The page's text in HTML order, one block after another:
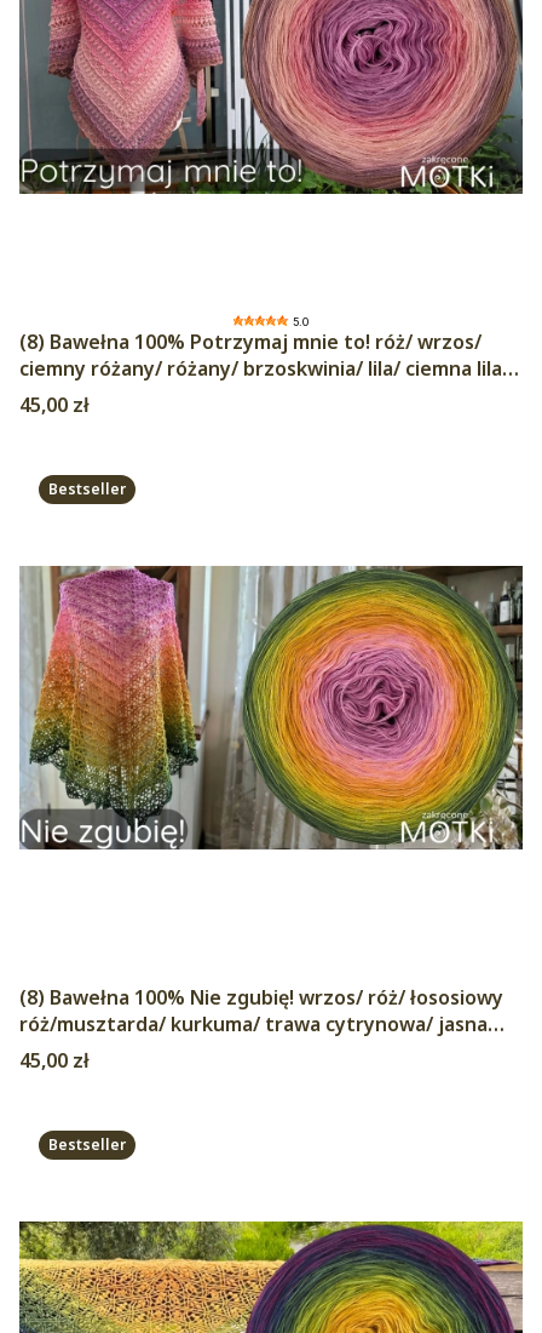
5.0
(8) Bawełna 100% Potrzymaj mnie to! róż/ wrzos/
ciemny różany/ różany/ brzoskwinia/ lila/ ciemna lila/
kawa z mlekiem
Cena
45,00 zł
Bestseller
(8) Bawełna 100% Nie zgubię! wrzos/ róż/ łososiowy
róż/musztarda/ kurkuma/ trawa cytrynowa/ jasna
wojskowa zielen/ wojskowa zieleń
Cena
45,00 zł
Bestseller